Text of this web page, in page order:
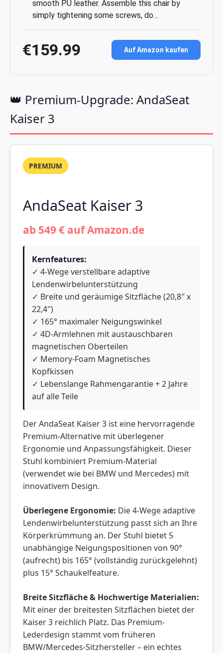
smooth PU leather. Assemble this chair by
simply tightening some screws, do…
€159.99 Auf Amazon kaufen
👑 Premium-Upgrade: AndaSeat
Kaiser 3
PREMIUM
AndaSeat Kaiser 3
ab 549 € auf Amazon.de
Kernfeatures:
✓ 4-Wege verstellbare adaptive
Lendenwirbelunterstützung
✓ Breite und geräumige Sitzfläche (20,8″ x
22,4″)
✓ 165° maximaler Neigungswinkel
✓ 4D-Armlehnen mit austauschbaren
magnetischen Oberteilen
✓ Memory-Foam Magnetisches
Kopfkissen
✓ Lebenslange Rahmengarantie + 2 Jahre
auf alle Teile
Der AndaSeat Kaiser 3 ist eine hervorragende
Premium-Alternative mit überlegener
Ergonomie und Anpassungsfähigkeit. Dieser
Stuhl kombiniert Premium-Material
(verwendet wie bei BMW und Mercedes) mit
innovativem Design.
Überlegene Ergonomie: Die 4-Wege adaptive
Lendenwirbelunterstützung passt sich an Ihre
Körperkrümmung an. Der Stuhl bietet 5
unabhängige Neigungspositionen von 90°
(aufrecht) bis 165° (vollständig zurückgelehnt)
plus 15° Schaukelfeature.
Breite Sitzfläche & Hochwertige Materialien:
Mit einer der breitesten Sitzflächen bietet der
Kaiser 3 reichlich Platz. Das Premium-
Lederdesign stammt vom früheren
BMW/Mercedes-Sitzhersteller – ein echtes